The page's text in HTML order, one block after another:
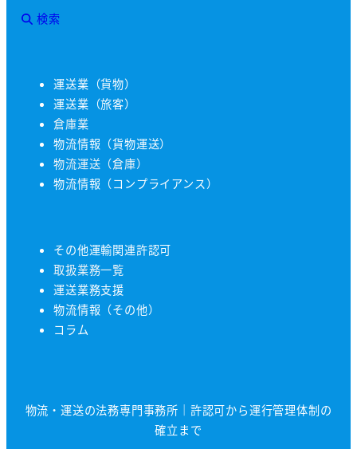
検索
運送業（貨物）
運送業（旅客）
倉庫業
物流情報（貨物運送）
物流運送（倉庫）
物流情報（コンプライアンス）
その他運輸関連許認可
取扱業務一覧
運送業務支援
物流情報（その他）
コラム
物流・運送の法務専門事務所｜許認可から運行管理体制の
確立まで